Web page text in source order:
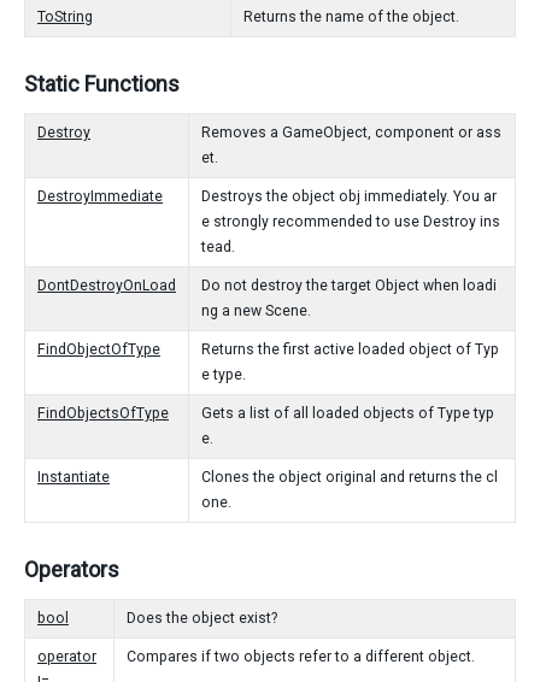
ToString Returns the name of the object.
Static Functions
Destroy
Removes a GameObject, component or ass
et.
DestroyImmediate
Destroys the object obj immediately. You ar
e strongly recommended to use Destroy ins
tead.
DontDestroyOnLoad
Do not destroy the target Object when loadi
ng a new Scene.
FindObjectOfType
Returns the first active loaded object of Typ
e type.
FindObjectsOfType
Gets a list of all loaded objects of Type typ
e.
Instantiate
Clones the object original and returns the cl
one.
Operators
bool Does the object exist?
operator
Compares if two objects refer to a different object.